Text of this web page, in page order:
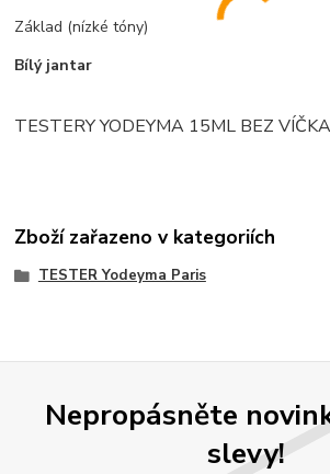
Základ (nízké tóny)
Bílý jantar
TESTERY YODEYMA 15ML BEZ
Zboží zařazeno v kategoriích
TESTER Yodeyma Paris
Nepropásněte
slevy!